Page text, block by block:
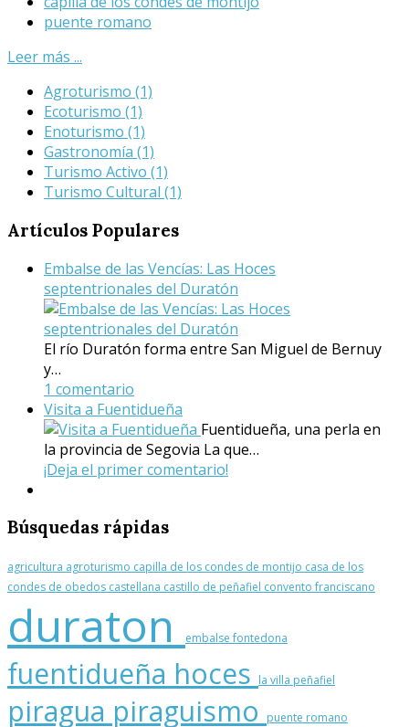
puente romano
Leer más ...
Agroturismo (1)
Ecoturismo (1)
Enoturismo (1)
Gastronomía (1)
Turismo Activo (1)
Turismo Cultural (1)
Artículos Populares
Embalse de las Vencías: Las Hoces
septentrionales del Duratón
El río Duratón forma entre San Miguel de Bernuy
y…
1 comentario
Visita a Fuentidueña
Fuentidueña, una perla en
la provincia de Segovia La que…
¡Deja el primer comentario!
Búsquedas rápidas
agricultura agroturismo capilla de los condes de montijo casa de los
condes de obedos castellana castillo de peñafiel convento franciscano
duraton embalsefontedona
fuentidueña hoces la villa peñafiel
piragua piraguismo
puente romano